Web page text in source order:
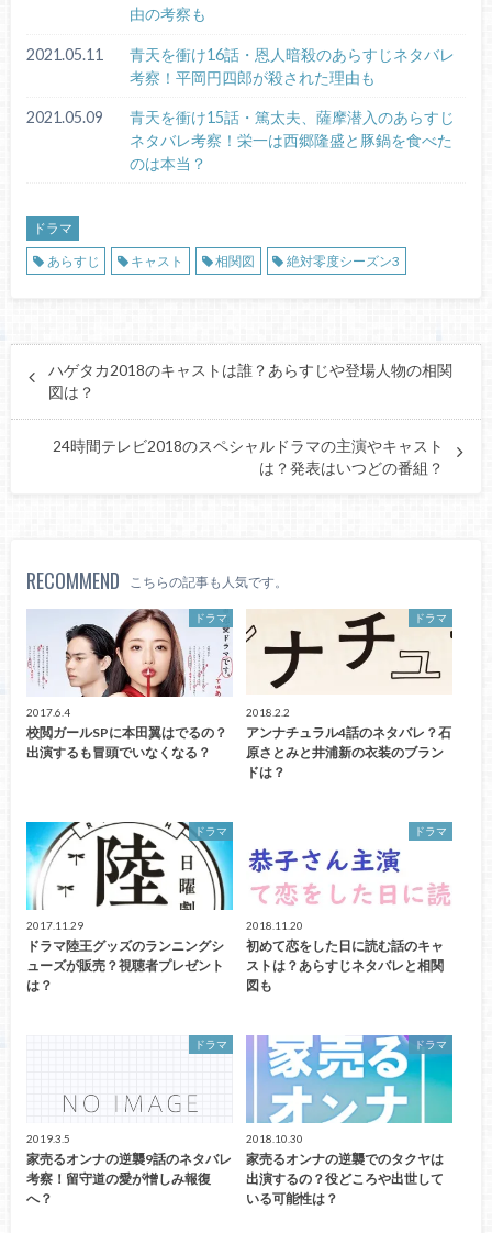
由の考察も
2021.05.11
青天を衝け16話・恩人暗殺のあらすじネタバレ
考察！平岡円四郎が殺された理由も
2021.05.09
青天を衝け15話・篤太夫、薩摩潜入のあらすじ
ネタバレ考察！栄一は西郷隆盛と豚鍋を食べた
のは本当？
ドラマ
あらすじ
キャスト 相関図 絶対零度シーズン3
ハゲタカ2018のキャストは誰？あらすじや登場人物の相関
図は？
24時間テレビ2018のスペシャルドラマの主演やキャスト
は？発表はいつどの番組？
RECOMMEND こちらの記事も人気です。
ドラマ
2017.6.4
校閲ガールSPに本田翼はでるの？
出演するも冒頭でいなくなる？
ドラマ
2018.2.2
アンナチュラル4話のネタバレ？石
原さとみと井浦新の衣装のブラン
ドは？
ドラマ
2017.11.29
ドラマ陸王グッズのランニングシ
ューズが販売？視聴者プレゼント
は？
ドラマ
2018.11.20
初めて恋をした日に読む話のキャ
ストは？あらすじネタバレと相関
図も
ドラマ
2019.3.5
家売るオンナの逆襲9話のネタバレ
考察！留守道の愛が憎しみ報復
へ？
ドラマ
2018.10.30
家売るオンナの逆襲でのタクヤは
出演するの？役どころや出世して
いる可能性は？